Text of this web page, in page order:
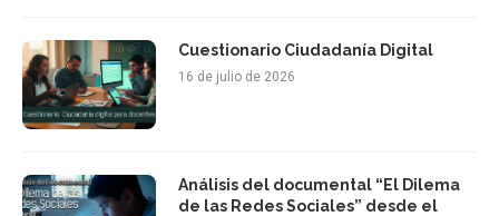
Cuestionario Ciudadanía Digital
16 de julio de 2026
Análisis del documental “El Dilema
de las Redes Sociales” desde el